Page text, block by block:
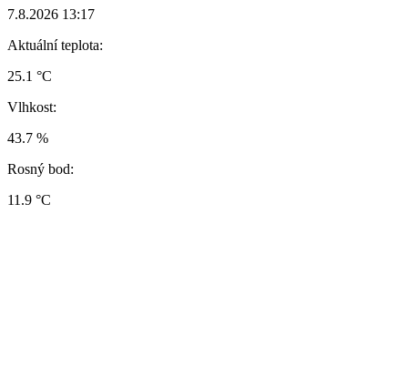
7.8.2026 13:17
Aktuální teplota:
25.1 °C
Vlhkost:
43.7 %
Rosný bod:
11.9 °C